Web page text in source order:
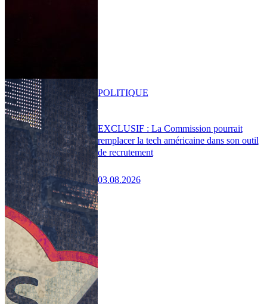
EXCLUSIF : La Commission pourrait
remplacer la tech américaine dans son outil
de recrutement
03.08.2026
POLITIQUE